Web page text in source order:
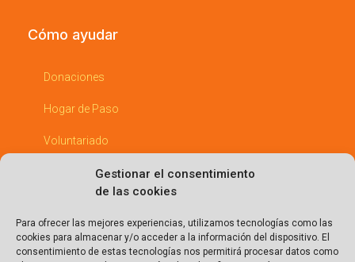
Gestionar el consentimiento
de las cookies
Para ofrecer las mejores experiencias, utilizamos tecnologías como las
cookies para almacenar y/o acceder a la información del dispositivo. El
consentimiento de estas tecnologías nos permitirá procesar datos como
Cómo ayudar
Donaciones
Hogar de Paso
Voluntariado
Entérate